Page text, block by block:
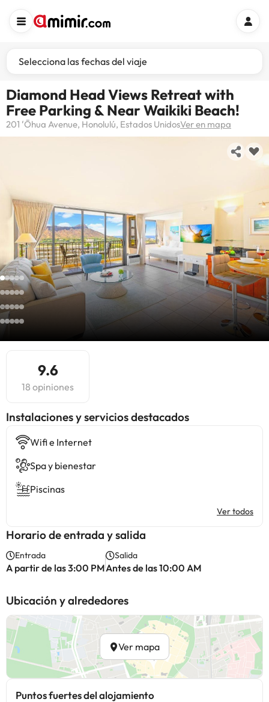
Selecciona las fechas del viaje
Diamond Head Views Retreat with
Free Parking & Near Waikiki Beach!
201 ʻŌhua Avenue, Honolulú, Estados UnidosVer en mapa
9.6
18 opiniones
Instalaciones y servicios destacados
Wifi e Internet
Spa y bienestar
Piscinas
Ver todos
Horario de entrada y salida
Entrada
A partir de las 3:00 PM
Salida
Antes de las 10:00 AM
Ubicación y alrededores
Ver mapa
Puntos fuertes del alojamiento